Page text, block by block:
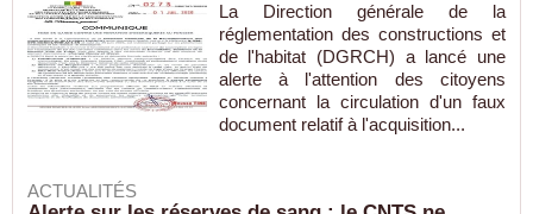
La Direction générale de la
réglementation des constructions et
de l'habitat (DGRCH) a lancé une
alerte à l'attention des citoyens
concernant la circulation d'un faux
document relatif à l'acquisition...
ACTUALITÉS